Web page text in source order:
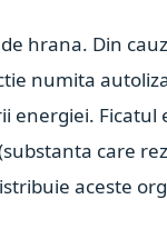
hrana. Din
numita
Ficatul
care
aceste